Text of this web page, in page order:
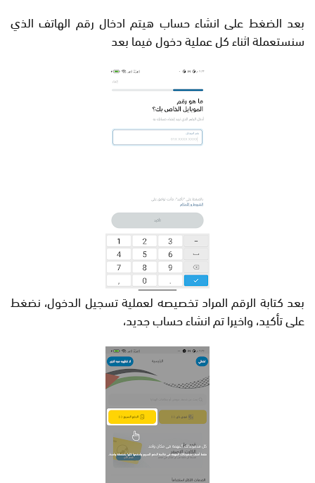
بعد الضغط على انشاء حساب هيتم ادخال رقم الهاتف الذي
سنستعملة اثناء كل عملية دخول فيما بعد
بعد كتابة الرقم المراد تخصيصه لعملية تسجيل الدخول، نضغط
على تأكيد، واخيرا تم انشاء حساب جديد،